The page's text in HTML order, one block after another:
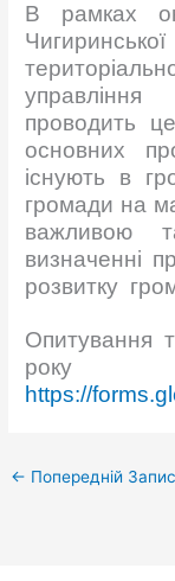
В рамках
проводить
основних
існують в
громади на
важливою
визначенні
розвитку
Опитування
року
https://
← Попередній Запис